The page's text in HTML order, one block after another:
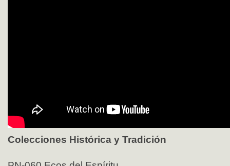
Colecciones Histórica y Tradición